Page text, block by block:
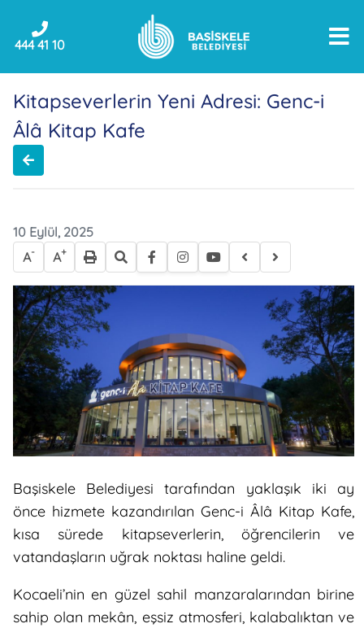
444 41 10
Kitapseverlerin Yeni Adresi: Genc-i
Âlâ Kitap Kafe
10 Eylül, 2025
A- A+
Başiskele Belediyesi tarafından yaklaşık iki ay
önce hizmete kazandırılan Genc-i Âlâ Kitap Kafe,
kısa sürede kitapseverlerin, öğrencilerin ve
vatandaşların uğrak noktası haline geldi.
Kocaeli’nin en güzel sahil manzaralarından birine
sahip olan mekân, eşsiz atmosferi, kalabalıktan ve